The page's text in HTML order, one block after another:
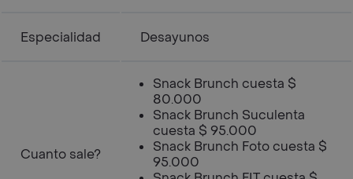
Especialidad Desayunos
Cuanto sale?
Snack Brunch cuesta $
80.000
Snack Brunch Suculenta
cuesta $ 95.000
Snack Brunch Foto cuesta $
95.000